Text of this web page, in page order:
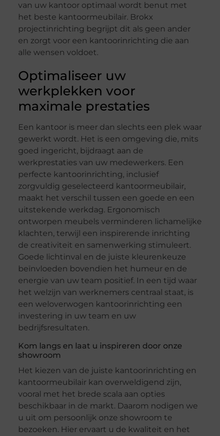
van uw kantoor optimaal wordt benut met
het beste kantoormeubilair. Brokx
projectinrichting begrijpt dit als geen ander
en zorgt voor een kantoorinrichting die aan
alle wensen voldoet.
Optimaliseer uw
werkplekken voor
maximale prestaties
Een kantoor is meer dan slechts een plek waar
gewerkt wordt. Het is een omgeving die, mits
goed ingericht, bijdraagt aan de
werkprestaties van uw medewerkers. Een
perfecte kantoorinrichting, inclusief
zorgvuldig geselecteerd kantoormeubilair,
maakt het verschil tussen een goede en een
uitstekende werkdag. Ergonomisch
ontworpen meubels verminderen lichamelijke
klachten, terwijl een inspirerende inrichting
de creativiteit en samenwerking stimuleert.
Goede lichtinval en de juiste kleurenkeuze
beïnvloeden bovendien het humeur en de
energie van uw team positief. In een tijd waar
het welzijn van werknemers centraal staat, is
een weloverwogen kantoorinrichting een
investering in uw team en uw
bedrijfsresultaten.
Kom langs en laat u inspireren door onze
showroom
Het kiezen van de juiste kantoorinrichting en
kantoormeubilair kan overweldigend zijn,
vooral met het brede scala aan opties
beschikbaar in de markt. Daarom nodigen we
u uit om persoonlijk onze showroom te
bezoeken. Hier ervaart u de kwaliteit en het